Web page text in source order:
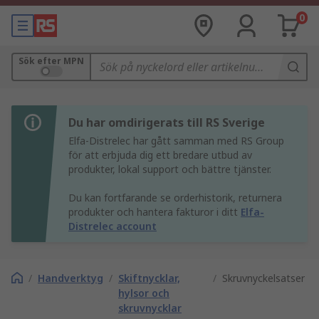
0
Sök efter MPN
Du har omdirigerats till RS Sverige
Elfa-Distrelec har gått samman med RS Group
för att erbjuda dig ett bredare utbud av
produkter, lokal support och bättre tjänster.
Du kan fortfarande se orderhistorik, returnera
produkter och hantera fakturor i ditt Elfa-
Distrelec account
/ Handverktyg / Skiftnycklar,
hylsor och
skruvnycklar
/ Skruvnyckelsatser